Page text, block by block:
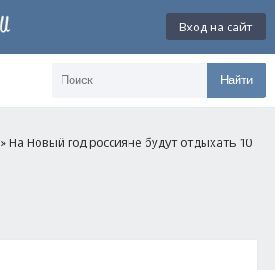
Вход на сайт
Найти
» На Новый год россияне будут отдыхать 10